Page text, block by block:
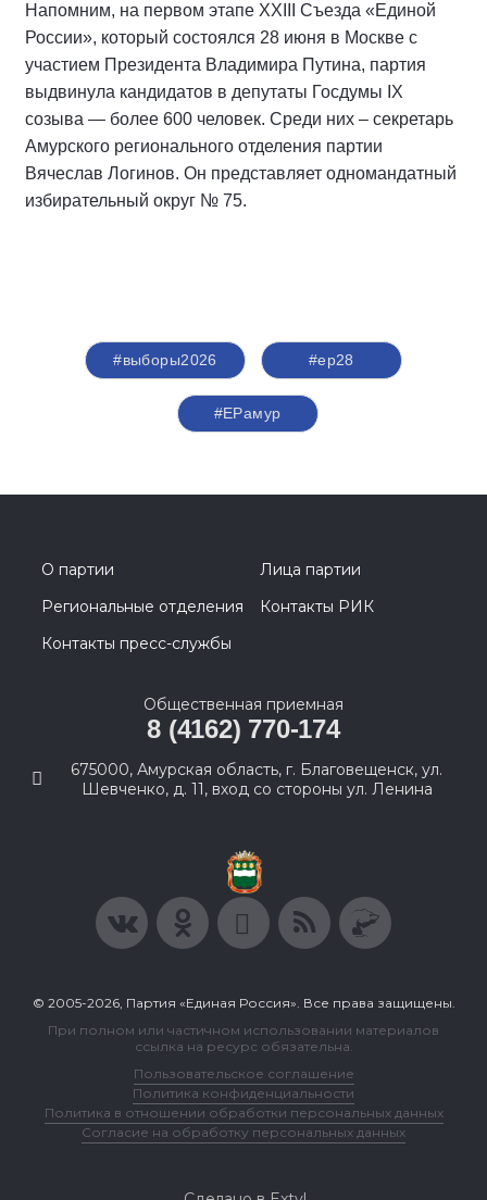
Напомним, на первом этапе XXIII Съезда «Единой
России», который состоялся 28 июня в Москве с
участием Президента Владимира Путина, партия
выдвинула кандидатов в депутаты Госдумы IX
созыва — более 600 человек. Среди них – секретарь
Амурского регионального отделения партии
Вячеслав Логинов. Он представляет одномандатный
избирательный округ № 75.
#выборы2026 #ер28
#ЕРамур
О партии
Лица партии
Региональные отделения
Контакты РИК
Контакты пресс-службы
Общественная приемная
8 (4162) 770-174
675000, Амурская область, г. Благовещенск, ул.
Шевченко, д. 11, вход со стороны ул. Ленина
© 2005-2026, Партия «Единая Россия». Все права защищены.
При полном или частичном использовании материалов
ссылка на ресурс обязательна.
Пользовательское соглашение
Политика конфиденциальности
Политика в отношении обработки персональных данных
Согласие на обработку персональных данных